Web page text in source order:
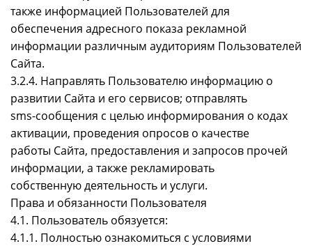
также информацией Пользователей для
обеспечения адресного показа рекламной
информации различным аудиториям Пользователей
Сайта.
3.2.4. Направлять Пользователю информацию о
развитии Сайта и его сервисов; отправлять
sms-сообщения с целью информирования о кодах
активации, проведения опросов о качестве
работы Сайта, предоставления и запросов прочей
информации, а также рекламировать
собственную деятельность и услуги.
Права и обязанности Пользователя
4.1. Пользователь обязуется:
4.1.1. Полностью ознакомиться с условиями